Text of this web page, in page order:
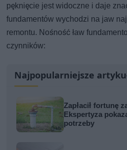
pęknięcie jest widoczne i daje
fundamentów wychodzi na jaw
remontu. Nośność ław
czynników:
Najpopularniejsze
Zapłacił fortunę
Ekspertyza
potrzeby